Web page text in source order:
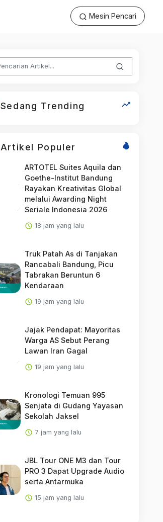
Mesin Pencari
Sedang Trending
Artikel Populer
ARTOTEL Suites Aquila dan
Goethe-Institut Bandung
Rayakan Kreativitas Global
melalui Awarding Night
Seriale Indonesia 2026
18 jam yang lalu
Truk Patah As di Tanjakan
Rancabali Bandung, Picu
Tabrakan Beruntun 6
Kendaraan
19 jam yang lalu
Jajak Pendapat: Mayoritas
Warga AS Sebut Perang
Lawan Iran Gagal
19 jam yang lalu
Kronologi Temuan 995
Senjata di Gudang Yayasan
Sekolah Jaksel
7 jam yang lalu
JBL Tour ONE M3 dan Tour
PRO 3 Dapat Upgrade Audio
serta Antarmuka
15 jam yang lalu